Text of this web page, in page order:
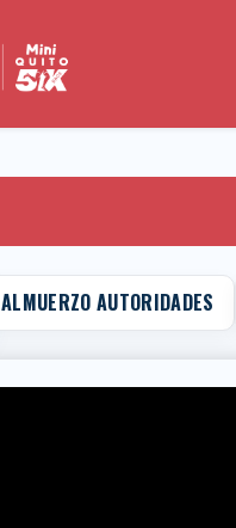
ALMUERZO AUTORIDADES